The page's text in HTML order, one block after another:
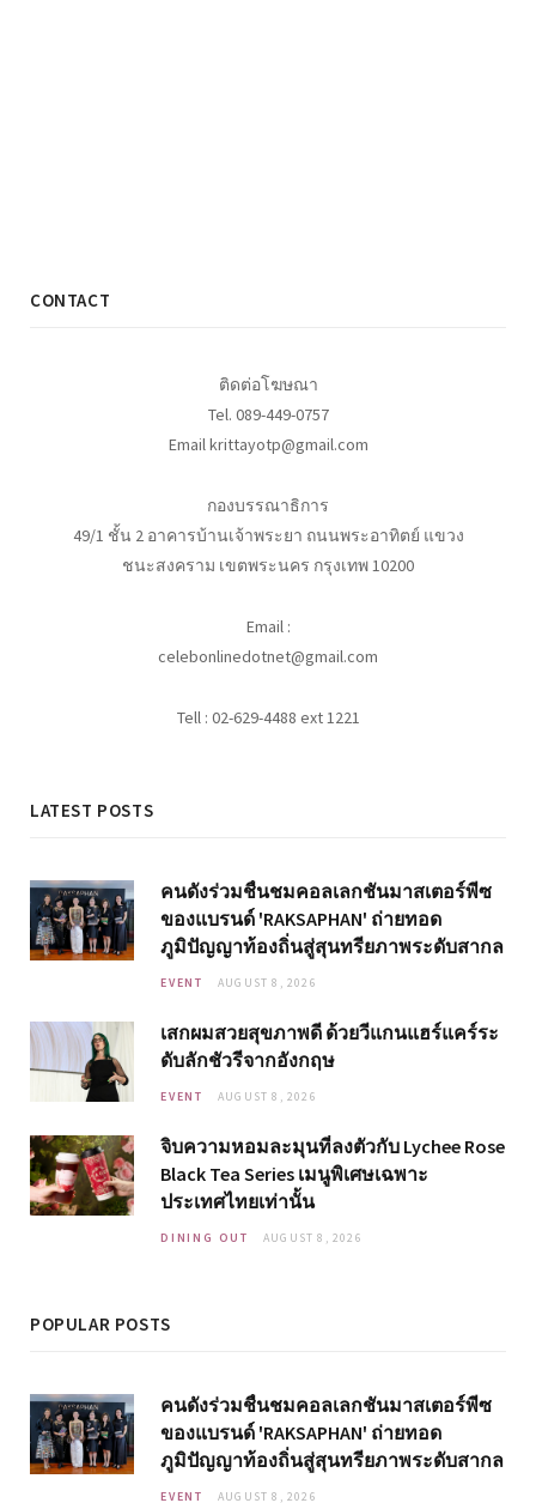
CONTACT
ติดต่อโฆษณา
Tel. 089-449-0757
Email krittayotp@gmail.com
กองบรรณาธิการ
49/1 ชั้น 2 อาคารบ้านเจ้าพระยา ถนนพระอาทิตย์ แขวง
ชนะสงคราม เขตพระนคร กรุงเทพ 10200
Email :
celebonlinedotnet@gmail.com
Tell : 02-629-4488 ext 1221
LATEST POSTS
คนดังร่วมชื่นชมคอลเลกชันมาสเตอร์พีซ
ของแบรนด์ 'RAKSAPHAN' ถ่ายทอด
ภูมิปัญญาท้องถิ่นสู่สุนทรียภาพระดับสากล
EVENT AUGUST 8, 2026
เสกผมสวยสุขภาพดี ด้วยวีแกนแฮร์แคร์ระ
ดับลักชัวรีจากอังกฤษ
EVENT AUGUST 8, 2026
จิบความหอมละมุนที่ลงตัวกับ Lychee Rose
Black Tea Series เมนูพิเศษเฉพาะ
ประเทศไทยเท่านั้น
DINING OUT AUGUST 8, 2026
POPULAR POSTS
คนดังร่วมชื่นชมคอลเลกชันมาสเตอร์พีซ
ของแบรนด์ 'RAKSAPHAN' ถ่ายทอด
ภูมิปัญญาท้องถิ่นสู่สุนทรียภาพระดับสากล
EVENT AUGUST 8, 2026